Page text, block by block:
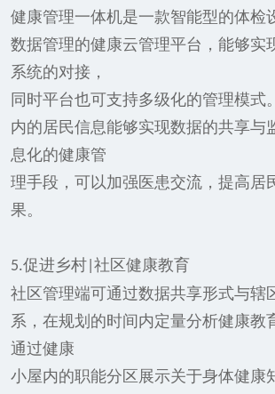
健康管理一体机是一款智能型的体检
数据管理的健康云管理平台，能够实
系统的对接，
同时平台也可支持多级化的管理模式
内的居民信息能够实现数据的共享与
息化的健康管
理手段，可以加强医患交流，提高居
果。
5.促进乡村 社区健康教育
社区管理端可通过数据共享形式与辖
系，在规划的时间内定量分析健康教
通过健康
小屋内的职能分区展示关于身体健康